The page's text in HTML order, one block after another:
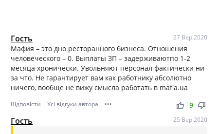
Гость 27 Вер 2020
Мафия – это дно ресторанного бизнеса. Отношения
человеческого – 0. Выплаты ЗП – задерживаютпо 1-2
месяца хронически. Увольняют персонал фактически ни
за что. Не гарантирует вам как работнику абсолютно
ничего, вообще не вижу смысла работать в mafia.ua
Відповісти Усі відгуки автора ••• thumb_up thumb_down
9
Гость 25 Вер 2020